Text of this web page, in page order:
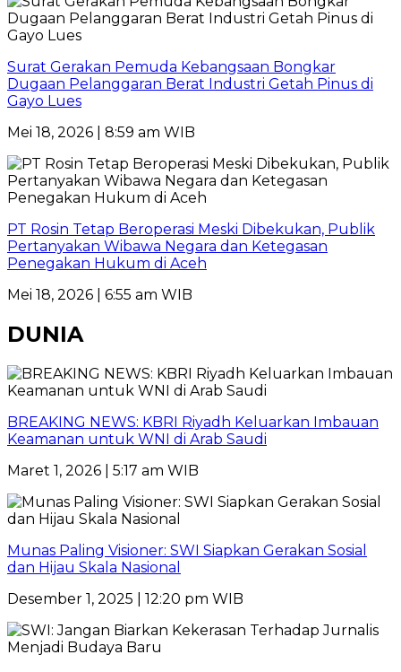
Surat Gerakan Pemuda Kebangsaan Bongkar
Dugaan Pelanggaran Berat Industri Getah Pinus di
Gayo Lues
Mei 18, 2026 | 8:59 am WIB
PT Rosin Tetap Beroperasi Meski Dibekukan, Publik
Pertanyakan Wibawa Negara dan Ketegasan
Penegakan Hukum di Aceh
Mei 18, 2026 | 6:55 am WIB
DUNIA
BREAKING NEWS: KBRI Riyadh Keluarkan Imbauan
Keamanan untuk WNI di Arab Saudi
Maret 1, 2026 | 5:17 am WIB
Munas Paling Visioner: SWI Siapkan Gerakan Sosial
dan Hijau Skala Nasional
Desember 1, 2025 | 12:20 pm WIB